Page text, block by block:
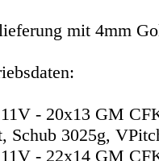
mit 4mm
- 20x13 GM
Schub 3025g,
- 22x14 GM